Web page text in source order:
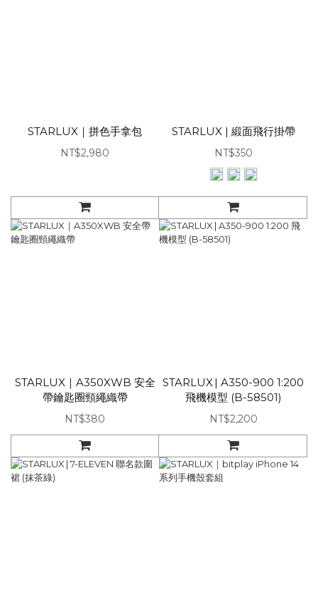
STARLUX｜拼色手拿包
NT$2,980
STARLUX | 緞面飛行掛帶
NT$350
STARLUX｜A350XWB 安全
帶鑰匙圈頸繩織帶
NT$380
STARLUX | A350-900 1:200
飛機模型 (B-58501)
NT$2,200